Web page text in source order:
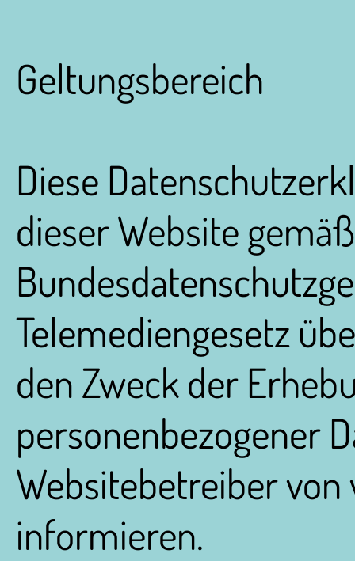
Geltungsbereich
Diese
dieser Website gemäß
Telemediengesetz
den Zweck der
personenbezogener
Websitebetreiber
informieren.